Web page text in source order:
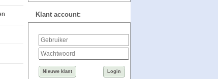
Klant account:
Nieuwe klant Login